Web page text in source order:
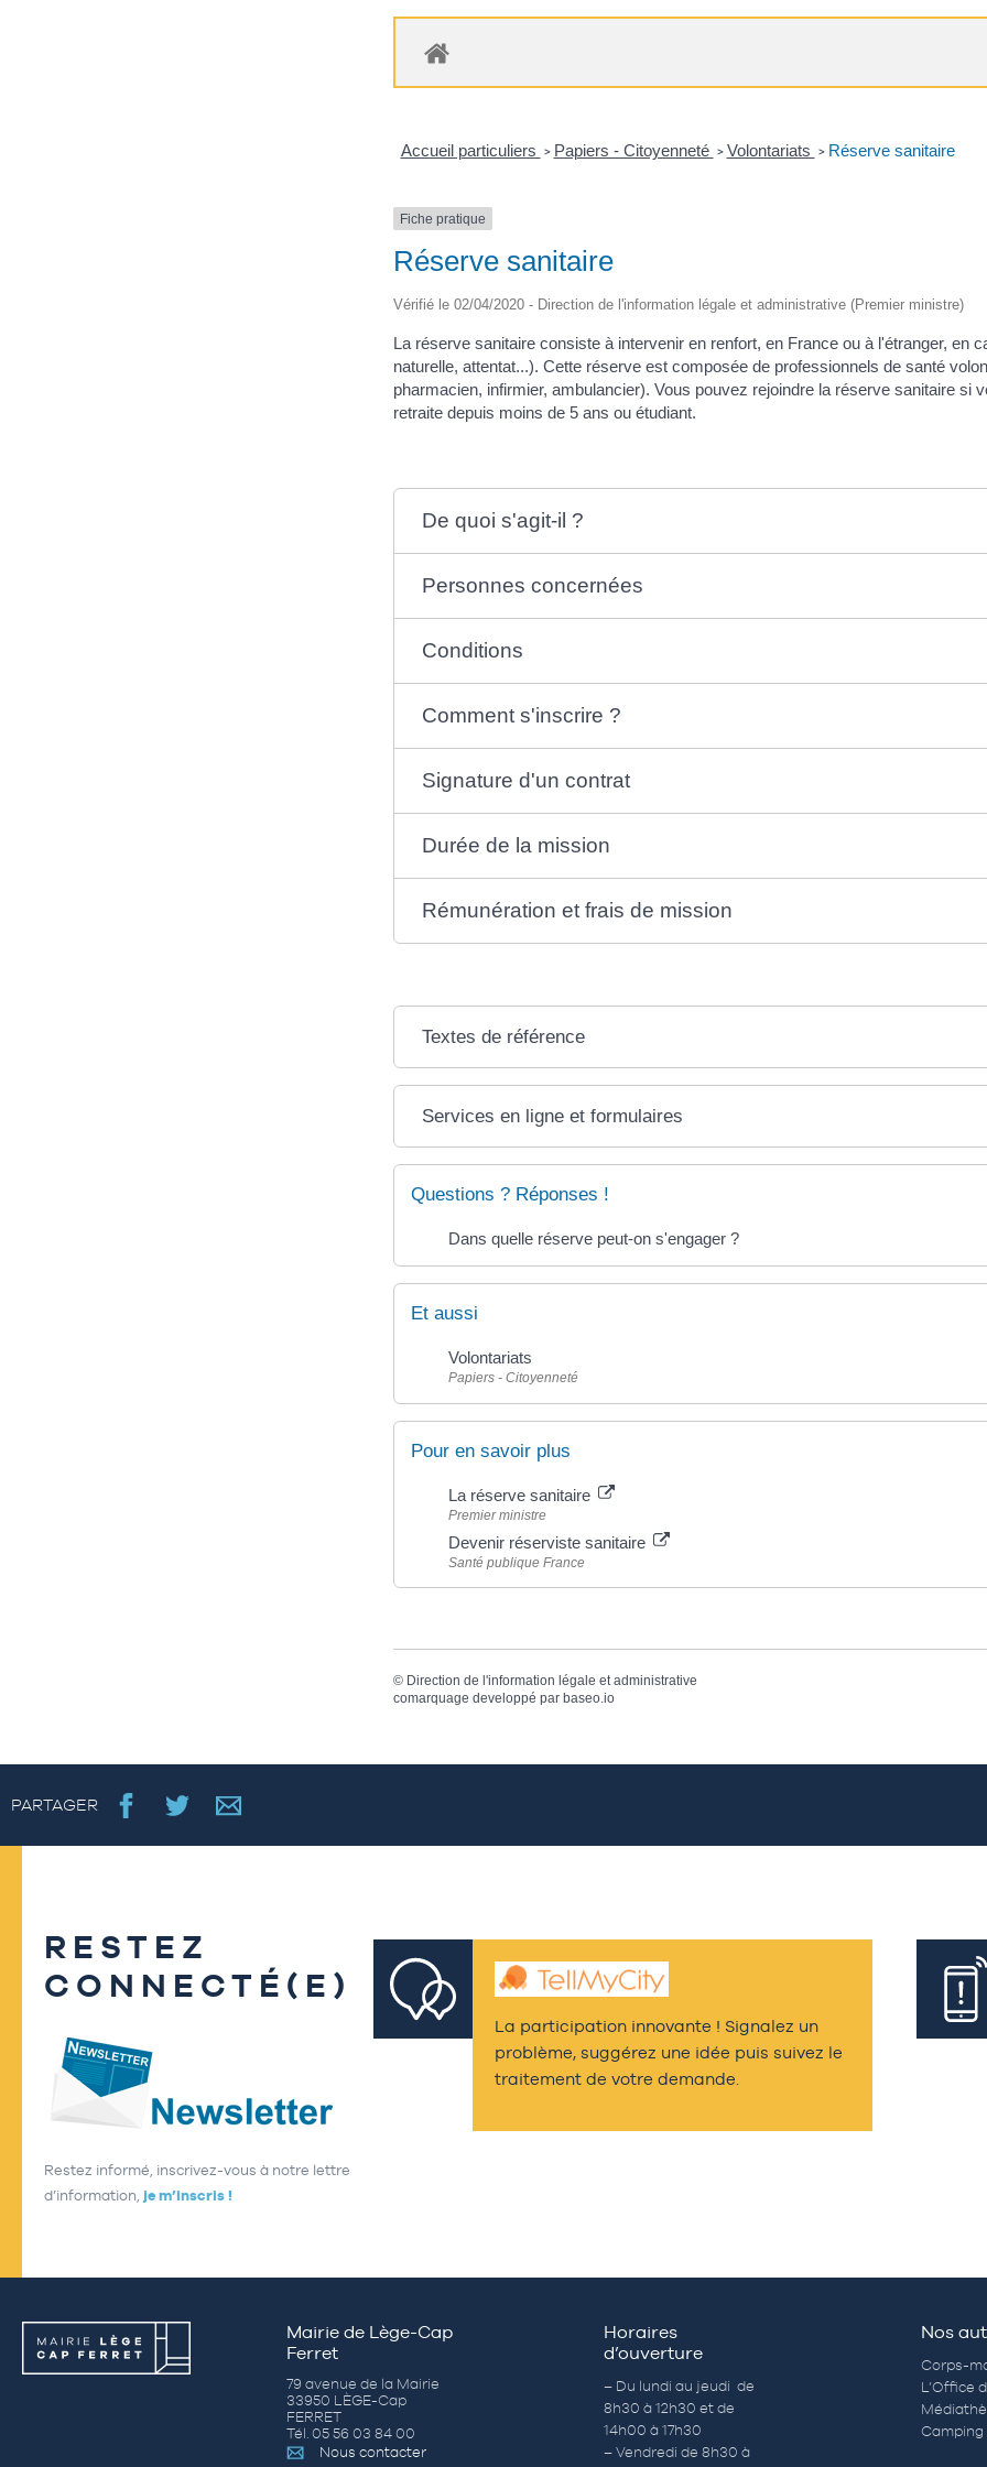
Accueil particuliers > Papiers - Citoyenneté > Volontariats > Réserve sanitaire
Fiche pratique
Réserve sanitaire
Vérifié le 02/04/2020 - Direction de l'information légale et administrative (Premier ministre)
La réserve sanitaire consiste à intervenir en renfort, en France ou à l'étranger, en
naturelle, attentat...). Cette réserve est composée de professionnels de santé
pharmacien, infirmier, ambulancier). Vous pouvez rejoindre la réserve sanitaire si
retraite depuis moins de 5 ans ou étudiant.
De quoi s'agit-il ?
Personnes concernées
Conditions
Comment s'inscrire ?
Signature d'un contrat
Durée de la mission
Rémunération et frais de mission
Textes de référence
Services en ligne et formulaires
Questions ? Réponses !
Dans quelle réserve peut-on s'engager ?
Et aussi
Volontariats
Papiers - Citoyenneté
Pour en savoir plus
La réserve sanitaire
Premier ministre
Devenir réserviste sanitaire
Santé publique France
© Direction de l'information légale et administrative
comarquage developpé par baseo.io
PARTAGER
RESTEZ
CONNECTÉ(E)
Restez informé, inscrivez-vous à notre lettre
d’information, je m’inscris !
La participation innovante ! Signalez un
problème, suggérez une idée puis suivez le
traitement de votre demande.
Mairie de Lège-Cap
Ferret
79 avenue de la Mairie
33950 LÈGE-Cap
FERRET
Tél. 05 56 03 84 00
Nous contacter
Horaires
d’ouverture
– Du lundi au jeudi de
8h30 à 12h30 et de
14h00 à 17h30
– Vendredi de 8h30 à
Nos
Corps-
L’Office
Camping